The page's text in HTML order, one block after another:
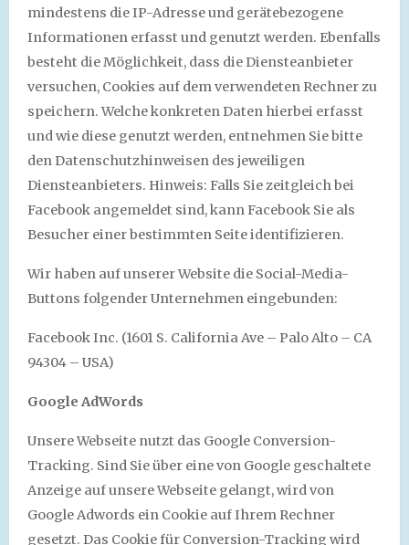
mindestens die IP-Adresse und gerätebezogene
Informationen erfasst und genutzt werden. Ebenfalls
besteht die Möglichkeit, dass die Diensteanbieter
versuchen, Cookies auf dem verwendeten Rechner zu
speichern. Welche konkreten Daten hierbei erfasst
und wie diese genutzt werden, entnehmen Sie bitte
den Datenschutzhinweisen des jeweiligen
Diensteanbieters. Hinweis: Falls Sie zeitgleich bei
Facebook angemeldet sind, kann Facebook Sie als
Besucher einer bestimmten Seite identifizieren.
Wir haben auf unserer Website die Social-Media-
Buttons folgender Unternehmen eingebunden:
Facebook Inc. (1601 S. California Ave – Palo Alto – CA
94304 – USA)
Google AdWords
Unsere Webseite nutzt das Google Conversion-
Tracking. Sind Sie über eine von Google geschaltete
Anzeige auf unsere Webseite gelangt, wird von
Google Adwords ein Cookie auf Ihrem Rechner
gesetzt. Das Cookie für Conversion-Tracking wird